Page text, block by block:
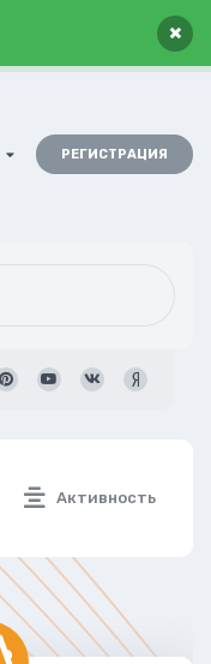
×
РЕГИСТРАЦИЯ
Активность